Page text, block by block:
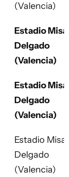
(Valencia)
Estadio
Delgado
(Valencia)
Estadio
Delgado
(Valencia)
Estadio
Delgado
(Valencia)